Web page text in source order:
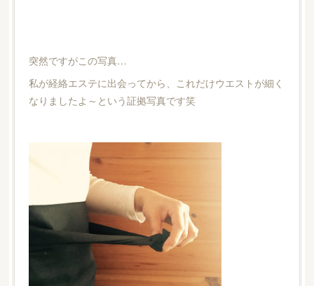
突然ですがこの写真…
私が経絡エステに出会ってから、これだけウエストが細く
なりましたよ～という証拠写真です笑